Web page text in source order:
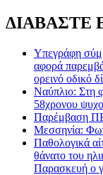
ΔΙΑΒΑΣΤΕ
Υπεγράφη
αφορά
ορεινό οδικό
Ναύπλιο: Στη
58χρονου
Παρέμβαση
Μεσσηνία:
Παθολογικά
θάνατο του
Παρασκευή ο